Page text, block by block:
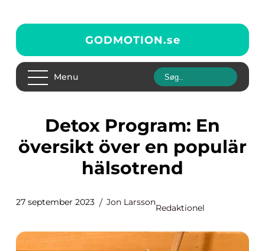
GODMOTION.se
Menu
Detox Program: En
översikt över en populär
hälsotrend
27 september 2023 Jon Larsson
Redaktionel